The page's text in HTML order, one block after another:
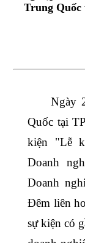
Trung Quốc
Ngày
Quốc tại
kiện "Lễ
Doanh
Doanh
Đêm liên
sự kiện có